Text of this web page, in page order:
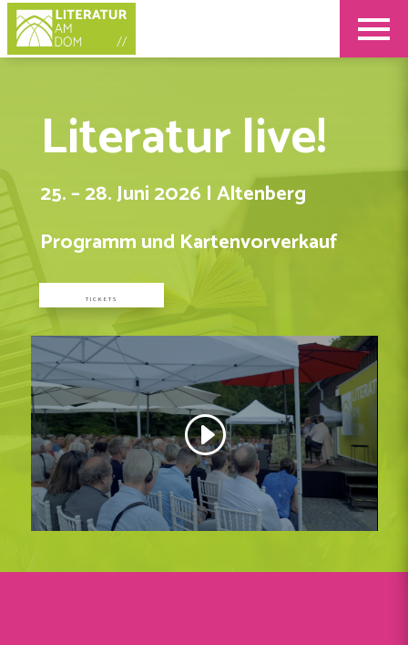
Literatur live!
25. – 28. Juni 2026 | Altenberg
Programm und Kartenvorverkauf
TICKETS